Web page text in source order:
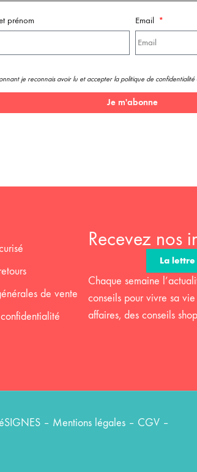
prénom Email
je reconnais avoir lu et accepter la politique de
Je m'abonne
de vente
Recevez nos
La
Chaque semaine
conseils pour vivre sa
affaires, des conseils
– Mentions légales– CGV–